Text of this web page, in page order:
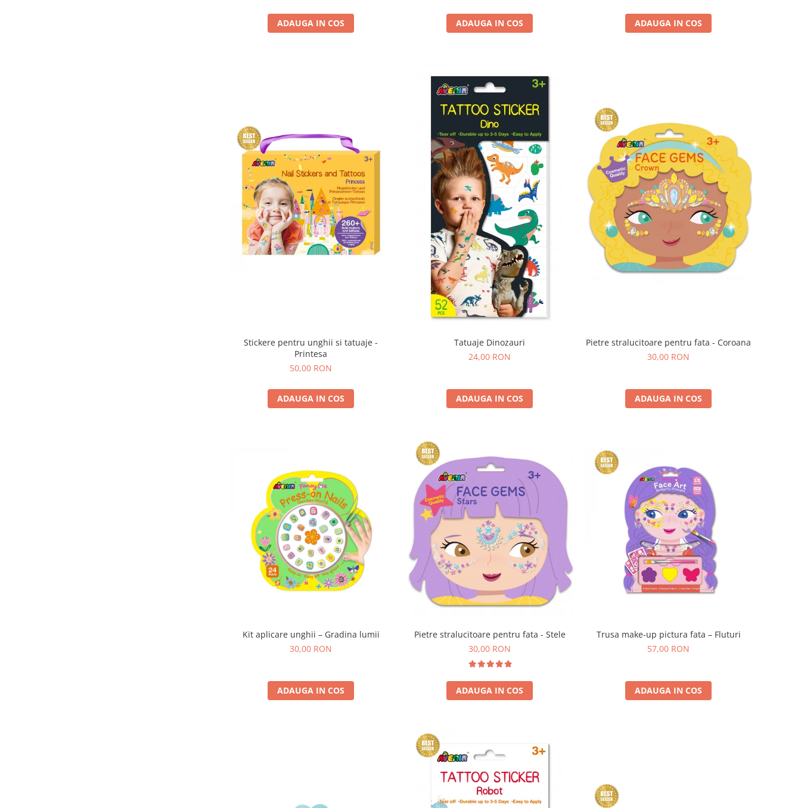
ADAUGA IN COS ADAUGA IN COS ADAUGA IN COS
Stickere pentru unghii si tatuaje -
Printesa
50,00 RON
ADAUGA IN COS
Tatuaje Dinozauri
24,00 RON
ADAUGA IN COS
Pietre stralucitoare pentru fata - Coroana
30,00 RON
ADAUGA IN COS
Kit aplicare unghii – Gradina lumii
30,00 RON
ADAUGA IN COS
Pietre stralucitoare pentru fata - Stele
30,00 RON
ADAUGA IN COS
Trusa make-up pictura fata – Fluturi
57,00 RON
ADAUGA IN COS